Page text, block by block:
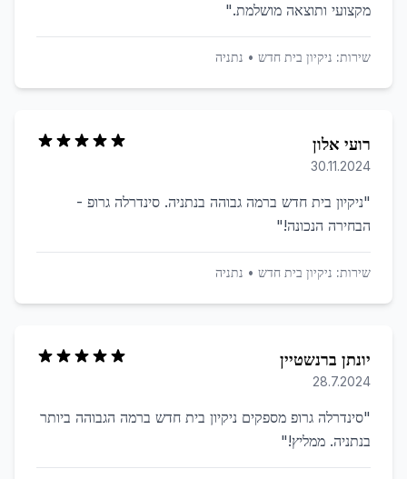
מקצועי ותוצאה מושלמת."
שירות: ניקיון בית חדש • נתניה
רועי אלון
30.11.2024
"ניקיון בית חדש ברמה גבוהה בנתניה. סינדרלה גרופ -
הבחירה הנכונה!"
שירות: ניקיון בית חדש • נתניה
יונתן ברנשטיין
28.7.2024
"סינדרלה גרופ מספקים ניקיון בית חדש ברמה הגבוהה ביותר
בנתניה. ממליץ!"